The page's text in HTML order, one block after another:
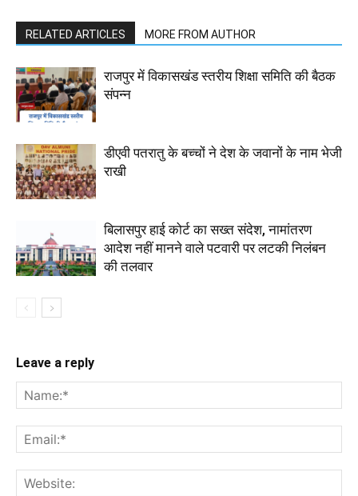
RELATED ARTICLES MORE FROM AUTHOR
राजपुर में विकासखंड स्तरीय शिक्षा समिति की बैठक
संपन्न
डीएवी पतरातु के बच्चों ने देश के जवानों के नाम भेजी
राखी
बिलासपुर हाई कोर्ट का सख्त संदेश, नामांतरण
आदेश नहीं मानने वाले पटवारी पर लटकी निलंबन
की तलवार
Leave a reply